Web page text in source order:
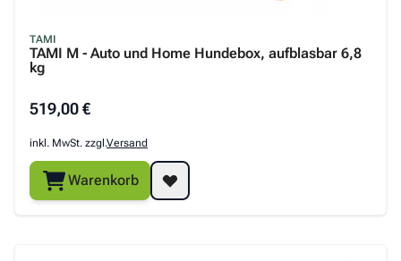
TAMI
TAMI M - Auto und Home Hundebox, aufblasbar 6,8
kg
519,00 €
inkl. MwSt. zzgl.Versand
Warenkorb